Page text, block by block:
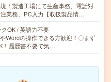
！製造工場にて生産事務、電話対
業務、PC入力【取扱製品情…
OK / 英語力不要
の操作できる方歓迎！〇まず
！履歴書不要で気…